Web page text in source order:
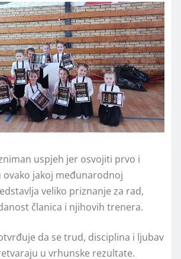
uspjeh jer osvojiti prvo i
jakoj međunarodnoj
veliko priznanje za rad,
članica i njihovih trenera.
da se trud, disciplina i ljubav
u vrhunske rezultate.